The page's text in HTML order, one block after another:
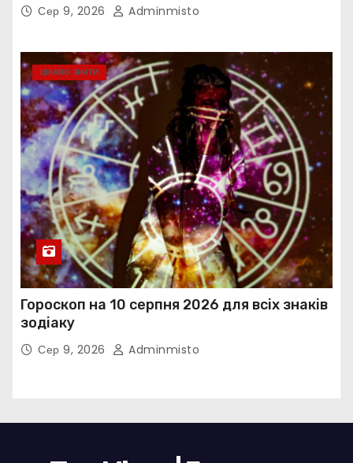
Сер 9, 2026 Adminmisto
ЦІКАВО ЗНАТИ
Гороскоп на 10 серпня 2026 для всіх знаків
зодіаку
Сер 9, 2026 Adminmisto